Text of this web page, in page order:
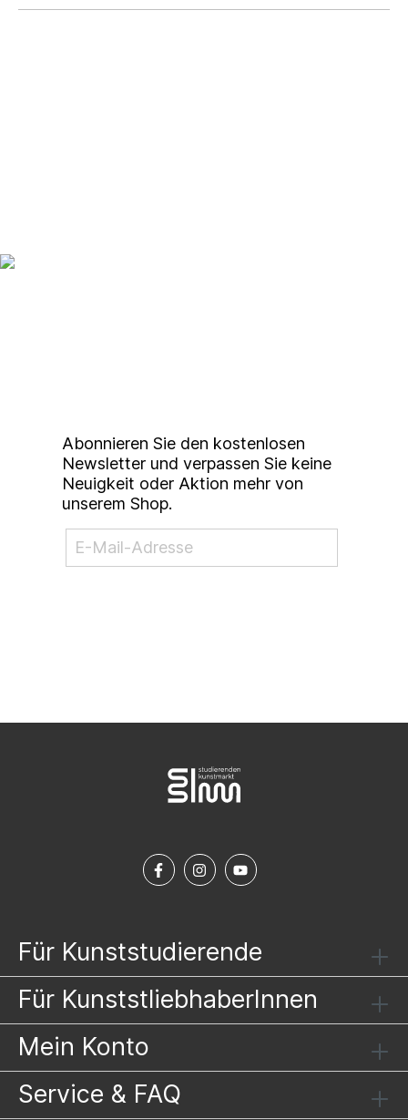
Abonnieren Sie den kostenlosen
Newsletter und verpassen Sie keine
Neuigkeit oder Aktion mehr von
unserem Shop.
Für Kunststudierende
Für KunststliebhaberInnen
Mein Konto
Service & FAQ